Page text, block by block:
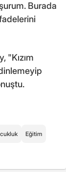
Burada
"Kızım
Eğitim